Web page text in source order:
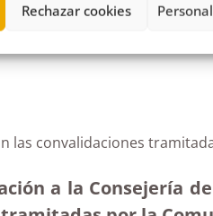
Rechazar cookies
las convalidaciones
a la Consejería